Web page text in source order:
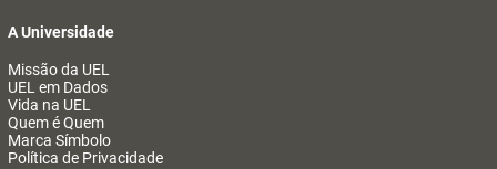
A Universidade
Missão da UEL
UEL em Dados
Vida na UEL
Quem é Quem
Marca Símbolo
Política de Privacidade